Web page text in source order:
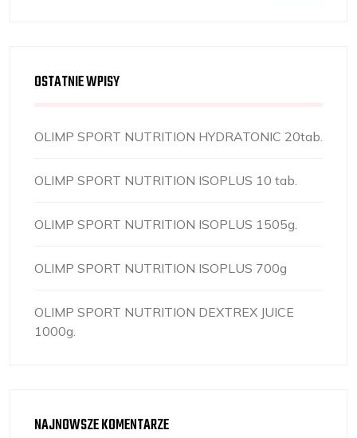
OSTATNIE WPISY
OLIMP SPORT NUTRITION HYDRATONIC 20tab.
OLIMP SPORT NUTRITION ISOPLUS 10 tab.
OLIMP SPORT NUTRITION ISOPLUS 1505g.
OLIMP SPORT NUTRITION ISOPLUS 700g
OLIMP SPORT NUTRITION DEXTREX JUICE
1000g.
NAJNOWSZE KOMENTARZE